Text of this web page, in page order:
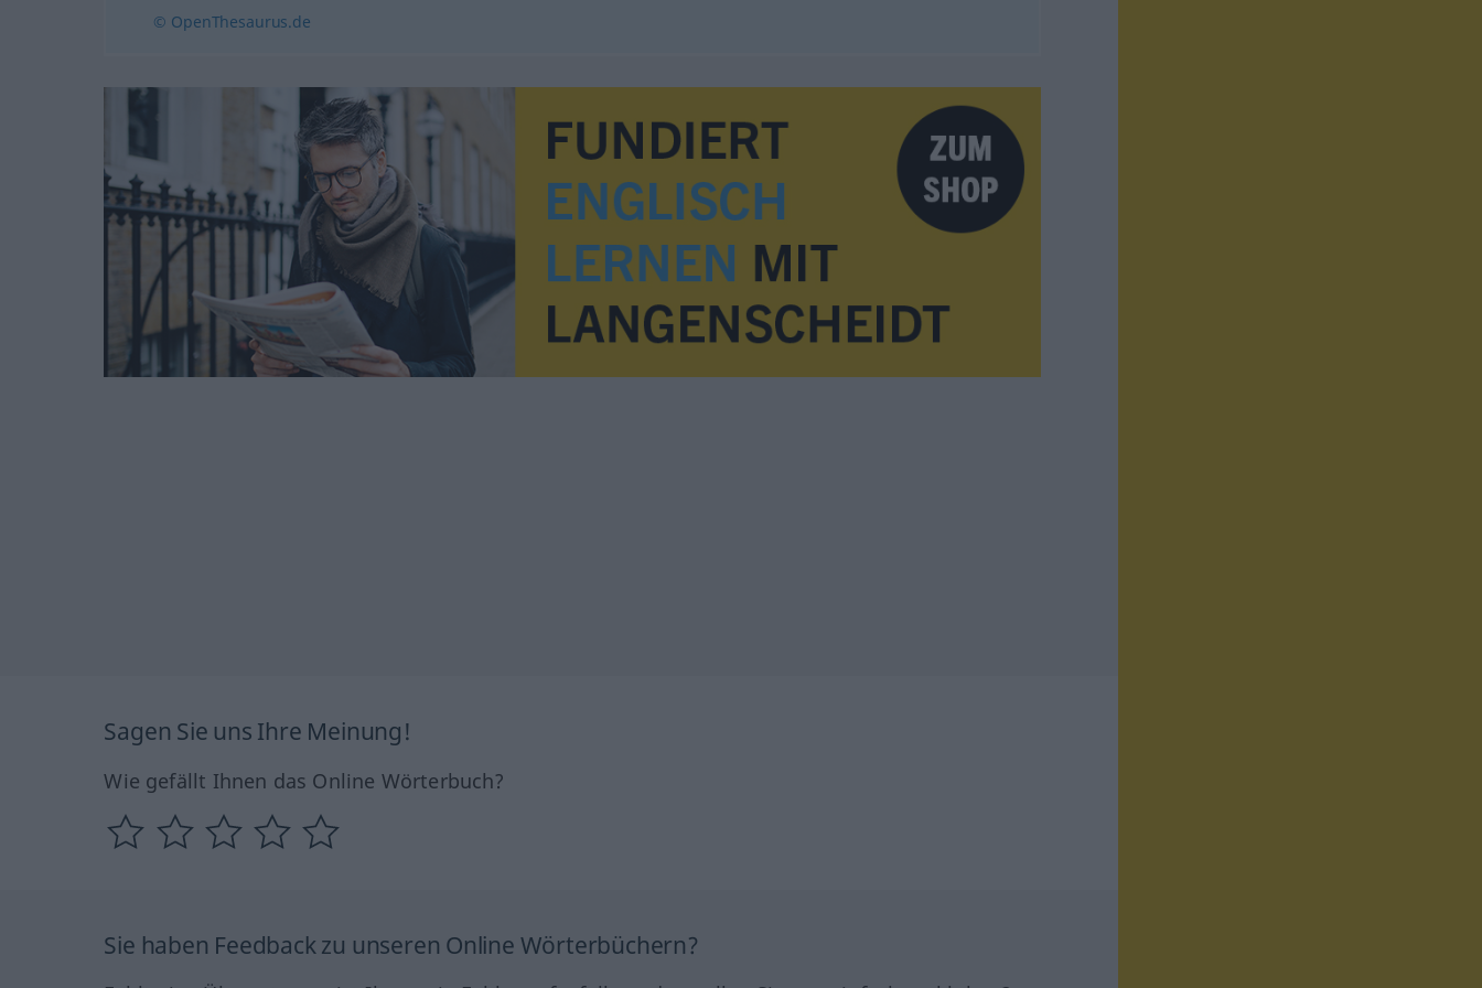
© OpenThesaurus.de
Sagen Sie uns Ihre Meinung!
Wie gefällt Ihnen das Online Wörterbuch?
Sie haben Feedback zu unseren Online Wörterbüchern?